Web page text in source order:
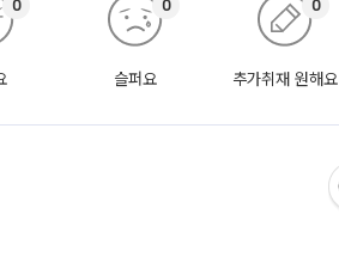
0
슬퍼요
0
추가취재 원해요
0